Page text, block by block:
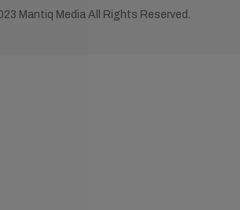
Mantiq Media All Rights Reserved.